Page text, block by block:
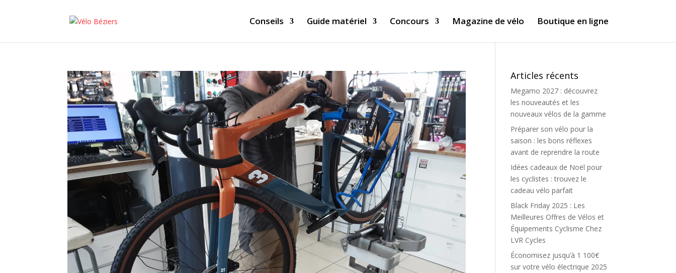
Conseils Guide matériel Concours Magazine de vélo Boutique en ligne
Articles récents
Megamo 2027 : découvrez
les nouveautés et les
nouveaux vélos de la gamme
Préparer son vélo pour la
saison : les bons réflexes
avant de reprendre la route
Idées cadeaux de Noël pour
les cyclistes : trouvez le
cadeau vélo parfait
Black Friday 2025 : Les
Meilleures Offres de Vélos et
Équipements Cyclisme Chez
LVR Cycles
Économisez jusqu’à 1 100€
sur votre vélo électrique 2025